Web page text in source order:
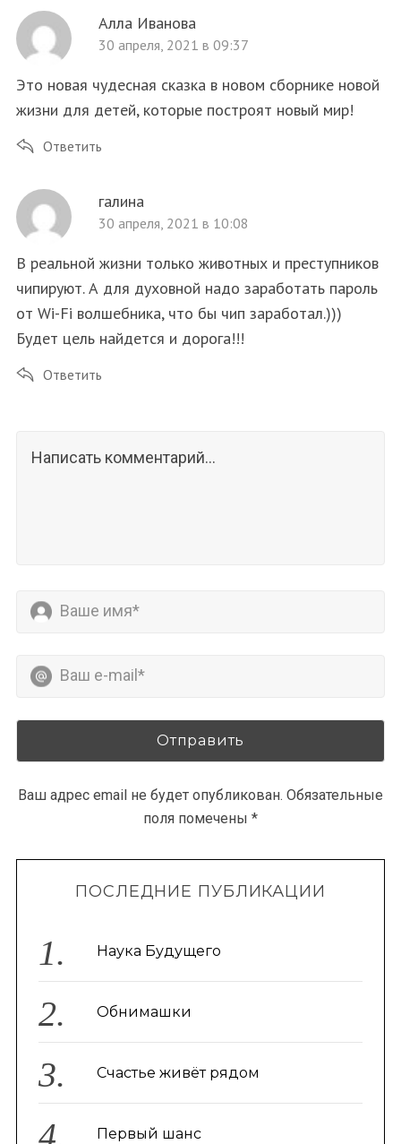
Алла Иванова
30 апреля, 2021 в 09:37
Это новая чудесная сказка в новом сборнике новой
жизни для детей, которые построят новый мир!
Ответить
галина
30 апреля, 2021 в 10:08
В реальной жизни только животных и преступников
чипируют. А для духовной надо заработать пароль
от Wi-Fi волшебника, что бы чип заработал.)))
Будет цель найдется и дорога!!!
Ответить
Ваш адрес email не будет опубликован. Обязательные
поля помечены *
ПОСЛЕДНИЕ ПУБЛИКАЦИИ
Наука Будущего
Обнимашки
Счастье живёт рядом
Первый шанс